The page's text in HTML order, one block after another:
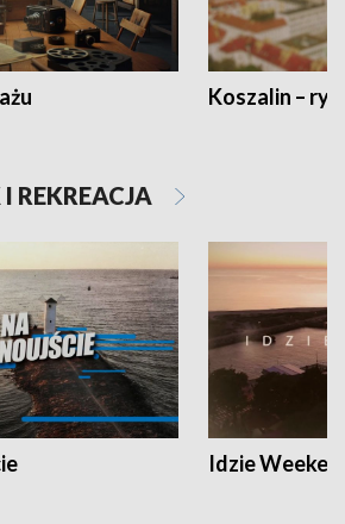
Koszalin –
REKREACJA
Idzie